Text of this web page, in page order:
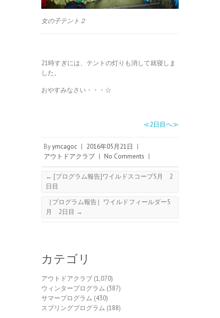
女の子テント２
21時すぎには、テントの灯りも消して就寝しま
した。
おやすみなさい・・・☆
≪2日目へ≫
Byymcagoc | 2016年05月21日
|
アウトドアクラブ | No Comments |
← [プログラム報告]ワイルドスコープ5月 2
日目
［プログラム報告］ワイルドフィールダー5
月 2日目 →
カテゴリ
アウトドアクラブ (1,070)
ウィンタープログラム (387)
サマープログラム (430)
スプリングプログラム (188)